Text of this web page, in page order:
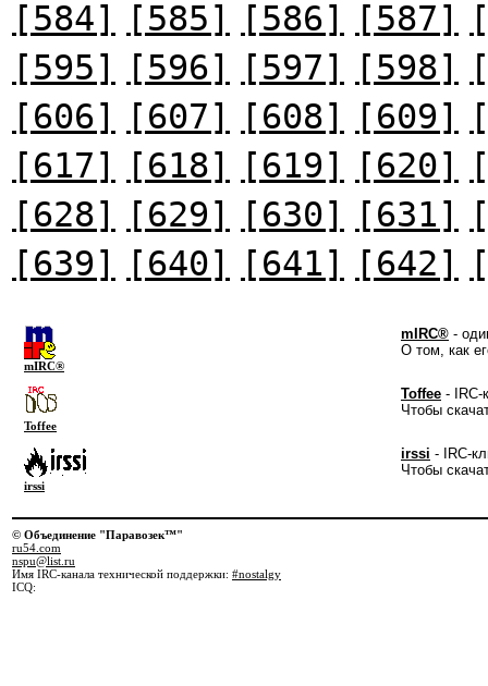
[584] [585] [586] [587]
[595]
[596] [597] [598]
[606]
[607] [608] [609]
[617]
[618] [619] [620]
[628]
[629] [630] [631]
[639]
[640] [641] [642]
mIRC®
mIRC® -
О том, как
Toffee
Toffee - IRC-
Чтобы
irssi
irssi - IRC-
Чтобы
© Объединение "Паравозек™"
ru54.com
nspu@list.ru
Имя IRC-канала технической поддержки: #nostalgy
ICQ: